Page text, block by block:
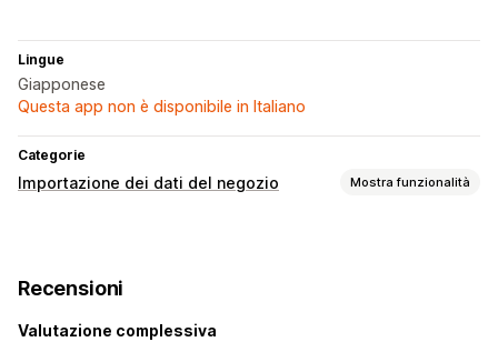
Lingue
Giapponese
Questa app non è disponibile in Italiano
Categorie
Importazione dei dati del negozio Mostra funzionalità
Cambio di piattaforma
Recensioni
Valutazione complessiva